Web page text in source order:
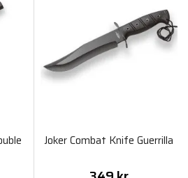
Joker Combat Knife Guerrilla